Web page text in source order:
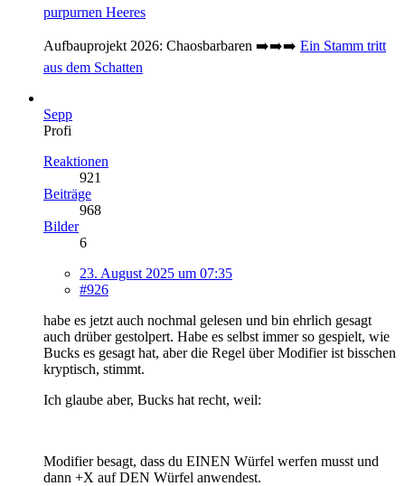
purpurnen Heeres
Aufbauprojekt 2026: Chaosbarbaren ➡️➡️➡️ Ein Stamm tritt
aus dem Schatten
Sepp
Profi
Reaktionen
921
Beiträge
968
Bilder
6
23. August 2025 um 07:35
#926
habe es jetzt auch nochmal gelesen und bin ehrlich gesagt
auch drüber gestolpert. Habe es selbst immer so gespielt, wie
Bucks es gesagt hat, aber die Regel über Modifier ist bisschen
kryptisch, stimmt.
Ich glaube aber, Bucks hat recht, weil:
Modifier besagt, dass du EINEN Würfel werfen musst und
dann +X auf DEN Würfel anwendest.